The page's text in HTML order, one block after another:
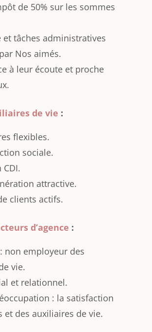
de 50% sur les sommes
et tâches administratives
Nos aimés.
à leur écoute et proche
de vie :
flexibles.
sociale.
CDI.
attractive.
clients actifs.
d’agence :
non employeur des
vie.
et relationnel.
: la satisfaction
et des auxiliaires de vie.